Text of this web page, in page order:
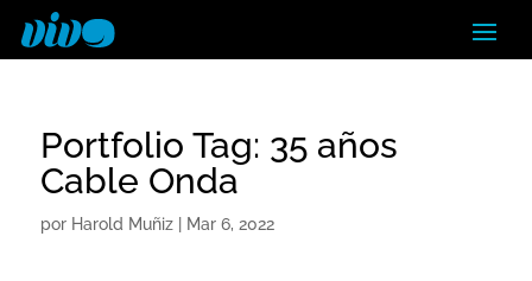
Portfolio Tag: 35 años
Cable Onda
por Harold Muñiz| Mar 6, 2022